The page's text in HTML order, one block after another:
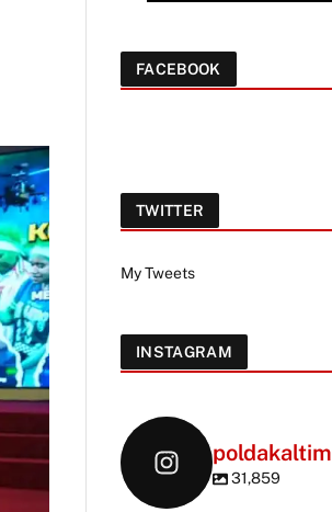
FACEBOOK
TWITTER
My Tweets
INSTAGRAM
poldakaltim
31,859